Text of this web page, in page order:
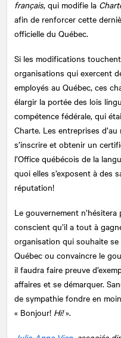
français, qui modifie la
afin de renforcer cette
officielle du Québec.
Si les modifications
organisations qui exercent
employés au Québec, ces
élargir la portée des lois
compétence fédérale, qui
Charte. Les entreprises
s’inscrire et obtenir un
l’Office québécois de la
quoi elles s’exposent à des
réputation!
Le gouvernement
conscient qu’il a tout à
organisation qui souhaite
Québec ou convaincre le
il faudra faire preuve
affaires et se démarquer.
de sympathie fondre en
« Bonjour! Hi!».